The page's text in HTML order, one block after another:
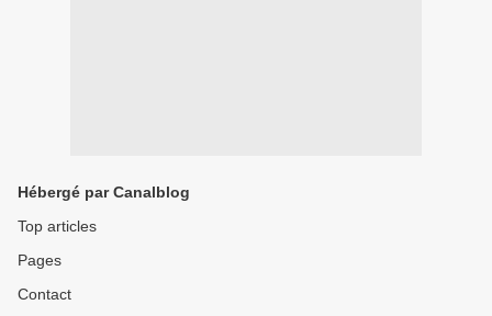
Hébergé par Canalblog
Top articles
Pages
Contact